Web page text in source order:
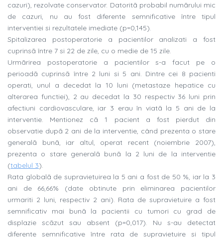
cazuri), rezolvate conservator. Datoritã probabil numãrului mic
de cazuri, nu au fost diferente semnificative între tipul
interventiei si rezultatele imediate (p=0,145).
Spitalizarea postoperatorie a pacientilor analizati a fost
cuprinsã între 7 si 22 de zile, cu o medie de 15 zile.
Urmãrirea postoperatorie a pacientilor s-a facut pe o
perioadã cuprinsã între 2 luni si 5 ani. Dintre cei 8 pacienti
operati, unul a decedat la 10 luni (metastaze hepatice cu
alterarea functiei), 2 au decedat la 30 respectiv 36 luni prin
afectiuni cardiovasculare, iar 3 erau în viatã la 5 ani de la
interventie. Mentionez cã 1 pacient a fost pierdut din
observatie dupã 2 ani de la interventie, când prezenta o stare
generalã bunã, iar altul, operat recent (noiembrie 2007),
prezenta o stare generalã bunã la 2 luni de la interventie
(tabelul 3).
Rata globalã de supravietuirea la 5 ani a fost de 50 %, iar la 3
ani de 66,66% (date obtinute prin eliminarea pacientilor
urmariti 2 luni, respectiv 2 ani). Rata de supravietuire a fost
semnificativ mai bunã la pacientii cu tumori cu grad de
displazie scãzut sau absent (p=0,017). Nu s-au detectat
diferente semnificative între rata de supravietuire si tipul